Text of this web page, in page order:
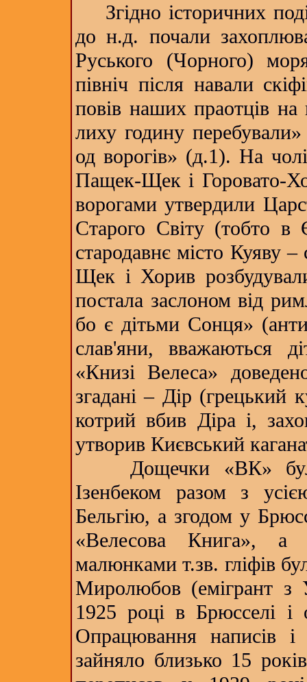
Згідно історичних
до н.д. почали
Руського (Чорного)
північ після навали
повів наших праотців на
лиху годину
од ворогів» (д.1). На
Пащек-Щек і Горовато-
ворогами утвердили
Старого Світу (тобто в
стародавнє місто Куяву
Щек і Хорив
постала заслоном від
бо є дітьми Сонця»
слав'яни, вважаються
«Книзі Велеса»
згадані – Дір (грецький
котрий вбив Діра і,
утворив Києвський
Дощечки «ВК» були
Ізенбеком разом з
Бельгію, а згодом у
«Велесова Книга», а
малюнками т.зв. гліфів
Миролюбов (емігрант з
1925 році в Брюсселі і
Опрацювання написів
зайняло близько 15